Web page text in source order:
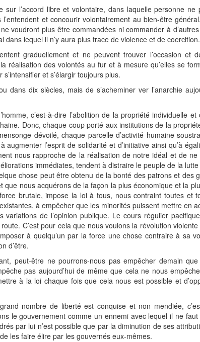
sur l’accord libre et volontaire, dans laquelle personne ne
et concourir volontairement au bien-être
voudront plus être commandées ni commander à
lequel il n’y aura plus trace de violence et de coercition.
graduellement et ne peuvent trouver l’occasion et
réalisation des volontés au fur et à mesure qu’elles se
et s’élargir toujours plus.
dans dix siècles, mais de s’acheminer ver l’anarchie
c’est-à-dire l’abolition de la propriété individuelle
Donc, chaque coup porté aux institutions de la
dévoilé, chaque parcelle d’activité humaine
l’esprit de solidarité et d’initiative ainsi qu’à
nous rapproche de la réalisation de notre idéal et de
immédiates, tendent à distraire le peuple de la
chose peut être obtenu de la bonté des patrons et des
nous acquérons de la façon la plus économique et la
brutale, impose la loi à tous, nous contraint toutes et
à empêcher que les minorités puissent mettre en
de l’opinion publique. Le cours régulier
C’est pour cela que nous voulons la révolution
à quelqu’un par la force une chose contraire à sa
d’être.
peut-être ne pourrons-nous pas empêcher demain
pas aujourd’hui de même que cela ne nous
à la loi chaque fois que cela nous est possible et
nombre de liberté est conquise et non mendiée,
le gouvernement comme un ennemi avec lequel il ne
par lui n’est possible que par la diminution de ses
les faire élire par les gouvernés eux-mêmes.